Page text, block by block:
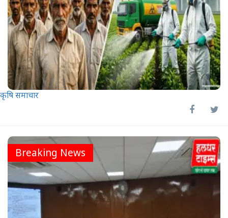
कृषि समाचार
Breaking News